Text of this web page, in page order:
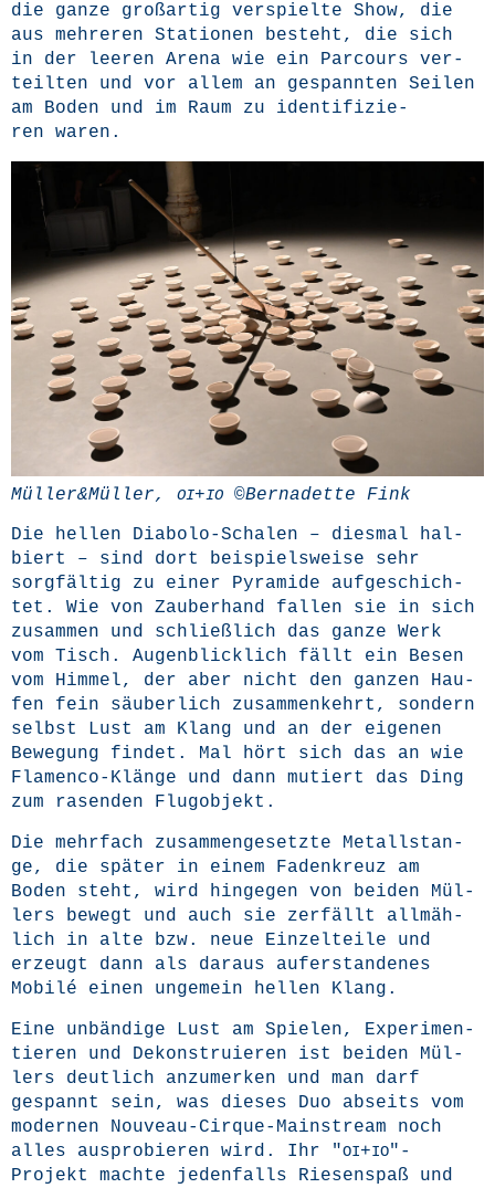
die gan­ze groß­ar­tig ver­spiel­te Show, die
aus meh­re­ren Sta­tio­nen besteht, die sich
in der lee­ren Are­na wie ein Par­cours ver­
teil­ten und vor allem an gespann­ten Sei­len
am Boden und im Raum zu iden­ti­fi­zie­
ren waren.
Müller&Müller, OI+IO ©Ber­na­dette Fink
Die hel­len Dia­bo­lo-Scha­len – dies­mal hal­
biert – sind dort bei­spiels­wei­se sehr
sorg­fäl­tig zu einer Pyra­mi­de auf­ge­schich­
tet. Wie von Zau­ber­hand fal­len sie in sich
zusam­men und schließ­lich das gan­ze Werk
vom Tisch. Augen­blick­lich fällt ein Besen
vom Him­mel, der aber nicht den gan­zen Hau­
fen fein säu­ber­lich zusam­men­kehrt, son­dern
selbst Lust am Klang und an der eige­nen
Bewe­gung fin­det. Mal hört sich das an wie
Fla­men­co-Klän­ge und dann mutiert das Ding
zum rasen­den Flugobjekt.
Die mehr­fach zusam­men­ge­setz­te Metall­stan­
ge, die spä­ter in einem Faden­kreuz am
Boden steht, wird hin­ge­gen von bei­den Mül­
lers bewegt und auch sie zer­fällt all­mäh­
lich in alte bzw. neue Ein­zel­tei­le und
erzeugt dann als dar­aus auf­er­stan­de­nes
Mobilé einen unge­mein hel­len Klang.
Eine unbän­di­ge Lust am Spie­len, Expe­ri­men­
tie­ren und Dekon­stru­ie­ren ist bei­den Mül­
lers deut­lich anzu­mer­ken und man darf
gespannt sein, was die­ses Duo abseits vom
moder­nen Nou­veau-Cir­que-Main­stream noch
alles aus­pro­bie­ren wird. Ihr "OI+IO"-
Projekt mach­te jeden­falls Rie­sen­spaß und